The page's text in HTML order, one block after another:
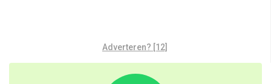
Adverteren? [12]